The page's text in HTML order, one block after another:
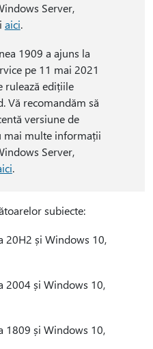
Server,
aici.
1909 a ajuns la
pe 11 mai 2021
rulează edițiile
Vă recomandăm să
versiune de
mai multe informații
Server,
.
subiecte:
20H2 și Windows 10,
2004 și Windows 10,
1809 și Windows 10,